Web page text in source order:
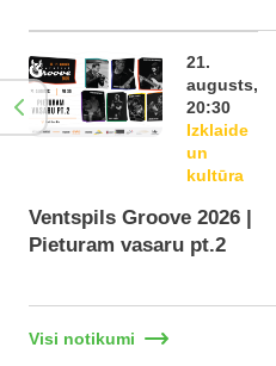
21.
augusts,
20:30
Izklaide
un
kultūra
Ventspils Groove 2026 |
Pieturam vasaru pt.2
Visi notikumi